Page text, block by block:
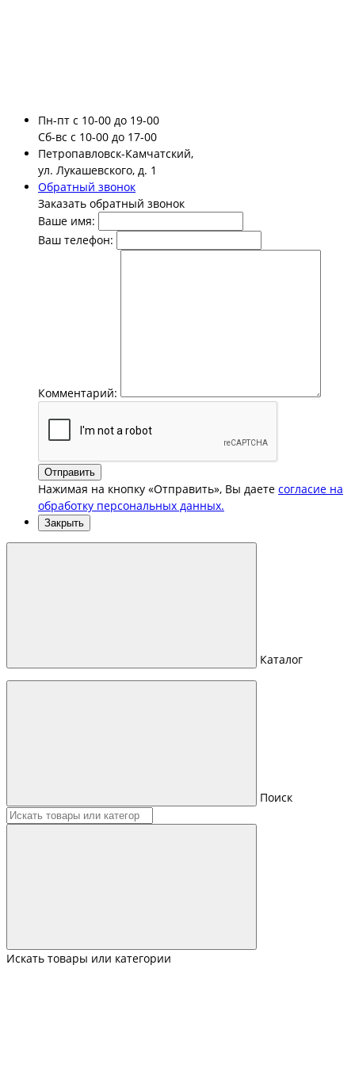
Пн-пт с 10-00 до 19-00
Сб-вс с 10-00 до 17-00
Петропавловск-Камчатский,
ул. Лукашевского, д. 1
Обратный звонок
Заказать обратный звонок
Ваше имя:
Ваш телефон:
Комментарий:
Отправить
Нажимая на кнопку «Отправить», Вы даете согласие на
обработку персональных данных.
Закрыть
Каталог
Поиск
Искать товары или категории